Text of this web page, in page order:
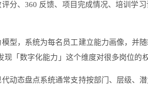
分、360 反馈、项目完成情况、培训学
型，系统为每名员工建立能力画像，并
「数字化能力」这个维度对很多岗位的
动态盘点系统通常支持按部门、层级、